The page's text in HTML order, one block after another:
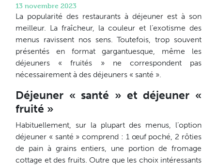
13 novembre 2023
La popularité des restaurants à déjeuner est à son
meilleur. La fraîcheur, la couleur et l’exotisme des
menus ravissent nos sens. Toutefois, trop souvent
présentés en format gargantuesque, même les
déjeuners « fruités » ne correspondent pas
nécessairement à des déjeuners « santé ».
Déjeuner « santé » et déjeuner «
fruité »
Habituellement, sur la plupart des menus, l’option
déjeuner « santé » comprend : 1 œuf poché, 2 rôties
de pain à grains entiers, une portion de fromage
cottage et des fruits. Outre que les choix intéressants